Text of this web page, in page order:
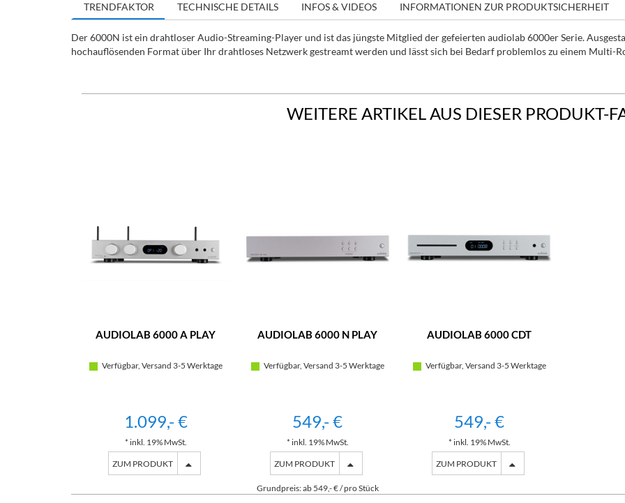
TRENDFAKTOR TECHNISCHE DETAILS INFOS & VIDEOS INFORMATIONEN ZUR PRODUKTSICHERHEIT
Der 6000N ist ein drahtloser Audio-Streaming-Player und ist das jüngste Mitglied der gefeierten audiolab 6000er Serie.
hochauflösenden Format über Ihr drahtloses Netzwerk gestreamt werden und lässt sich bei Bedarf problemlos zu einem Multi-
WEITERE ARTIKEL AUS DIESER PRODUKT-
AUDIOLAB 6000 A PLAY
Verfügbar, Versand 3-5 Werktage
1.099,- €
* inkl. 19% MwSt.
ZUM PRODUKT
AUDIOLAB 6000 N PLAY
Verfügbar, Versand 3-5 Werktage
549,- €
* inkl. 19% MwSt.
ZUM PRODUKT
Grundpreis: ab 549,- € / pro Stück
AUDIOLAB 6000 CDT
Verfügbar, Versand 3-5 Werktage
549,- €
* inkl. 19% MwSt.
ZUM PRODUKT